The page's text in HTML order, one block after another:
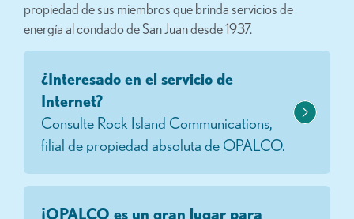
propiedad de sus miembros que brinda servicios de
energía al condado de San Juan desde 1937.
¿Interesado en el servicio de
Internet?
Consulte Rock Island Communications,
filial de propiedad absoluta de OPALCO.
¡OPALCO es un gran lugar para